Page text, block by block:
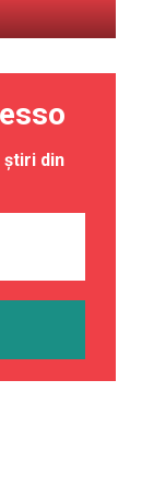
știri din